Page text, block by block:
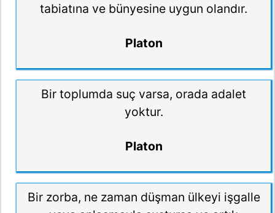
tabiatına ve bünyesine uygun olandır.
Platon
Bir toplumda suç varsa, orada adalet
yoktur.
Platon
Bir zorba, ne zaman düşman ülkeyi işgalle